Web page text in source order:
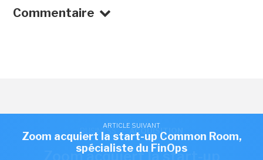
Commentaire
ARTICLE SUIVANT
Zoom acquiert la start-up Common Room,
spécialiste du FinOps
BUSINESS / ACQUISITION
Zoom acquiert la start-up